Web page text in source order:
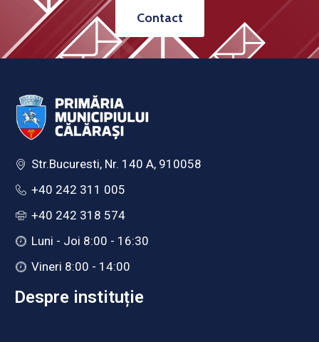
Contact
Str.Bucuresti, Nr. 140 A, 910058
+40 242 311 005
+40 242 318 574
Luni - Joi 8:00 - 16:30
Vineri 8:00 - 14:00
Despre instituție